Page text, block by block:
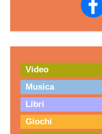
Video
Musica
Libri
Giochi